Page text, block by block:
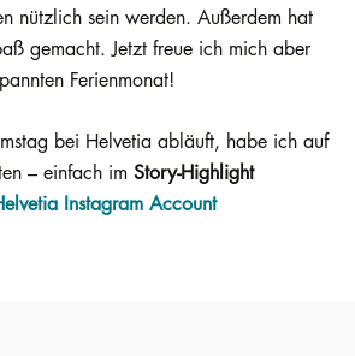
nützlich sein werden. Außerdem hat
gemacht. Jetzt freue ich mich aber
Ferienmonat!
bei Helvetia abläuft, habe ich auf
– einfach im Story-Highlight
Instagram Account